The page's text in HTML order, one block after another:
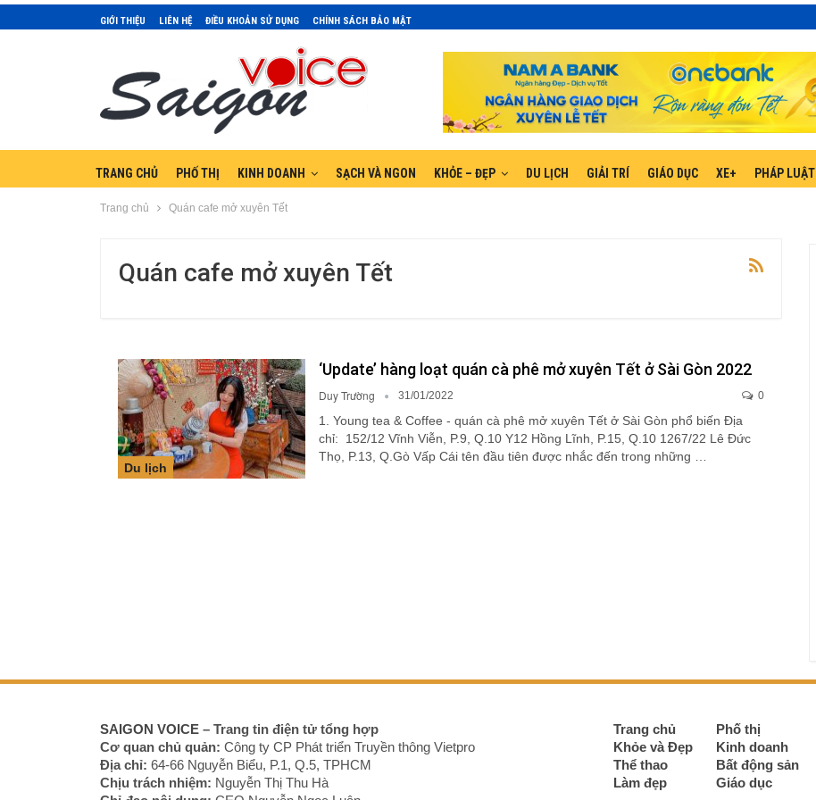
GIỚI THIỆU LIÊN HỆ ĐIỀU KHOẢN SỬ DỤNG CHÍNH SÁCH BẢO MẬT
TRANG CHỦ PHỐ THỊ KINH DOANH SẠCH VÀ NGON KHỎE – ĐẸP DU LỊCH GIẢI TRÍ GIÁO DỤC XE+ PHÁP LUẬT
Trang chủ Quán cafe mở xuyên Tết
Quán cafe mở xuyên Tết
Du lịch
‘Update’ hàng loạt quán cà phê mở xuyên Tết ở Sài Gòn 2022
Duy Trường 31/01/2022 0
1. Young tea & Coffee - quán cà phê mở xuyên Tết ở Sài Gòn phổ biến Địa
chỉ: 152/12 Vĩnh Viễn, P.9, Q.10 Y12 Hồng Lĩnh, P.15, Q.10 1267/22 Lê Đức
Thọ, P.13, Q.Gò Vấp Cái tên đầu tiên được nhắc đến trong những …
SAIGON VOICE – Trang tin điện tử tổng hợp
Cơ quan chủ quản: Công ty CP Phát triển Truyền thông Vietpro
Địa chỉ: 64-66 Nguyễn Biểu, P.1, Q.5, TPHCM
Chịu trách nhiệm: Nguyễn Thị Thu Hà
Trang chủ Phố thị
Khỏe và Đẹp
Kinh doanh
Thể thao
Bất động sản
Làm đẹp
Giáo dục